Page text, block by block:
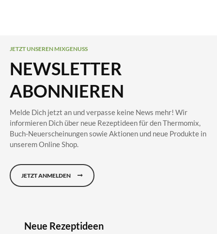
JETZT UNSEREN MIXGENUSS
NEWSLETTER
ABONNIEREN
Melde Dich jetzt an und verpasse keine News mehr! Wir
informieren Dich über neue Rezeptideen für den Thermomix,
Buch-Neuerscheinungen sowie Aktionen und neue Produkte in
unserem Online Shop.
JETZT ANMELDEN
Neue Rezeptideen